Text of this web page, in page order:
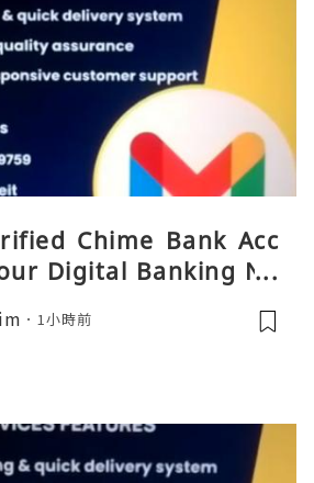
Chime Bank Acc
Digital Banking Ne
1小時前